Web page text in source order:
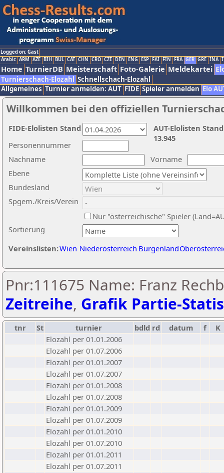
Logged on: Gast
Arabic ARM AZE BIH BUL CAT CHN CRO CZE DEN ENG ESP FAI FIN FRA GER GRE INA
Home TurnierDB Meisterschaft Foto-Galerie Meldekartei
Turnierschach-Elozahl Schnellschach-Elozahl
Allgemeines Turnier anmelden: AUT FIDE Spieler anmelden Elo
Willkommen bei den offiziellen
Nachname
Vorname
Ebene
Sortierung
Personennummer
Bundesland
Spgem./Kreis/Verein
Nur "österreichische" Spieler
Vereinslisten:Wien Niederösterreich Burgenland
AUT-Elolisten
13.945
FIDE-Elolisten Stand
Pnr:111675 Name: Franz
Zeitreihe, Grafik Partie-
tnr St turnier bdld rd datum f
K
Elozahl per 01.01.2006
Elozahl per 01.07.2006
Elozahl per 01.01.2007
Elozahl per 01.07.2007
Elozahl per 01.01.2008
Elozahl per 01.07.2008
Elozahl per 01.01.2009
Elozahl per 01.07.2009
Elozahl per 01.01.2010
Elozahl per 01.07.2010
Elozahl per 01.01.2011
Elozahl per 01.07.2011